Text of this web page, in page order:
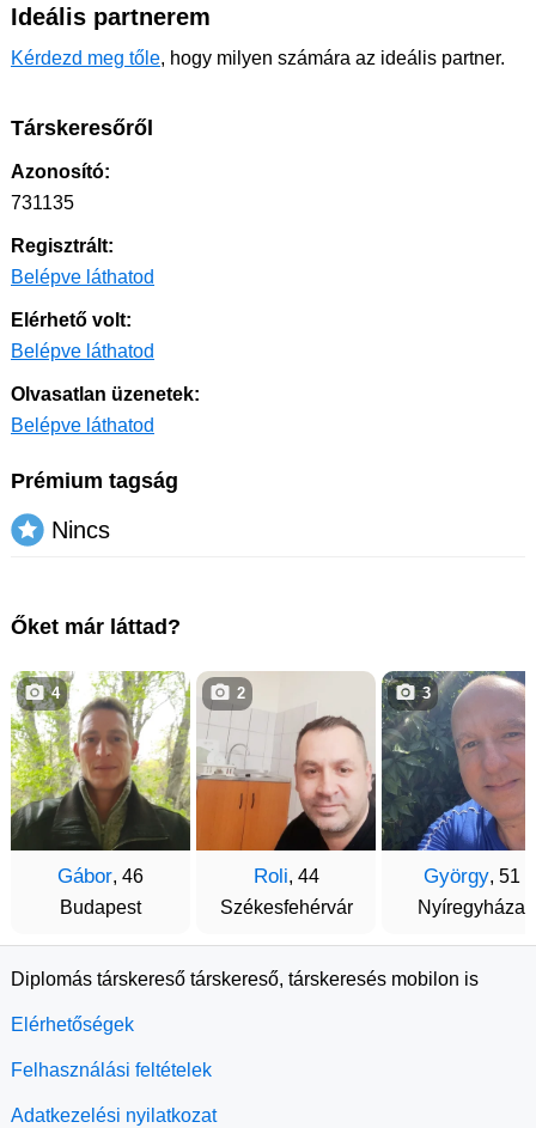
Ideális partnerem
Kérdezd meg tőle, hogy milyen számára az ideális partner.
Társkeresőről
Azonosító:
731135
Regisztrált:
Belépve láthatod
Elérhető volt:
Belépve láthatod
Olvasatlan üzenetek:
Belépve láthatod
Prémium tagság
Nincs
Őket már láttad?
Gábor, 46
Budapest
4
Roli, 44
Székesfehérvár
2
György, 51
Nyíregyháza
3
Diplomás társkereső társkereső, társkeresés mobilon is
Elérhetőségek
Felhasználási feltételek
Adatkezelési nyilatkozat